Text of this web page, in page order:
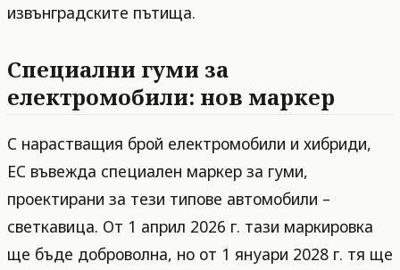
извънградските пътища.
Специални гуми за
електромобили: нов маркер
С нарастващия брой електромобили и хибриди,
ЕС въвежда специален маркер за гуми,
проектирани за тези типове автомобили –
светкавица. От 1 април 2026 г. тази маркировка
ще бъде доброволна, но от 1 януари 2028 г. тя ще